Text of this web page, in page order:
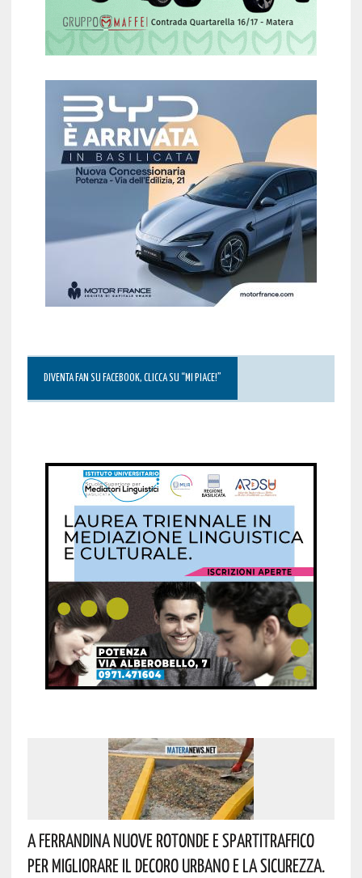
DIVENTA FAN SU FACEBOOK, CLICCA SU “MI PIACE!”
A Ferrandina Nuove Rotonde E Spartitraffico
Per Migliorare Il Decoro Urbano E La Sicurezza.